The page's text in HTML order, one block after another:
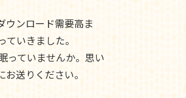
ウンロード需要高ま
いきました。
っていませんか。思い
送りください。